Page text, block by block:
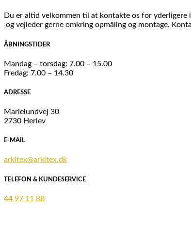
Du er altid velkommen til at kontakte os for
og vejleder gerne omkring opmåling og montage.
ÅBNINGSTIDER
Mandag – torsdag: 7.00 – 15.00
Fredag: 7.00 – 14.30
ADRESSE
Marielundvej 30
2730 Herlev
E-MAIL
arkitex@arkitex.dk
TELEFON & KUNDESERVICE
44 97 11 88